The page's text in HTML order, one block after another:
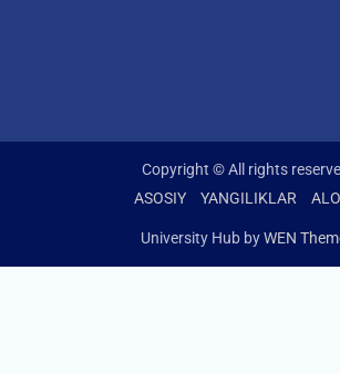
Copyright © All rights
ASOSIY
YANGILIKLAR
University Hub byWEN